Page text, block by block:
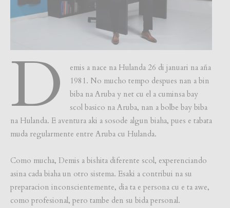
D
emis a nace na Hulanda 26 di januari na aña
1981. No mucho tempo despues nan a bin
biba na Aruba y net cu el a cuminsa bay
scol basico na Aruba, nan a bolbe bay biba
na Hulanda. E aventura aki a sosode algun biaha, pues e tabata
muda regularmente entre Aruba cu Hulanda.
Como mucha, Demis a bishita diferente scol, experenciando
asina cada biaha un otro sistema. Esaki a contribui na su
preparacion inconscientemente, dia ta e persona cu e ta awe,
como profesional, pero tambe den su bida personal.